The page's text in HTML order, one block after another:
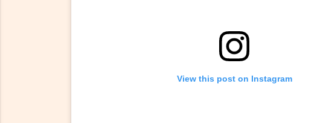
View this post on Instagram